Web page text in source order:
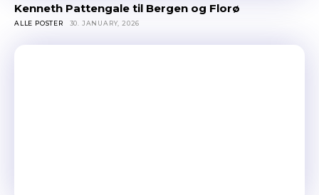
Kenneth Pattengale til Bergen og Florø
ALLE POSTER 30. JANUARY, 2026